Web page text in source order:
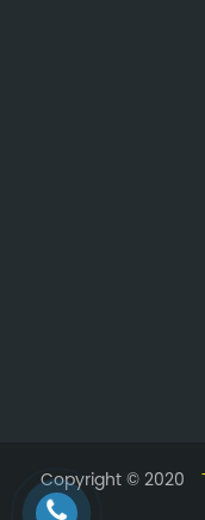
Copyright © 2020